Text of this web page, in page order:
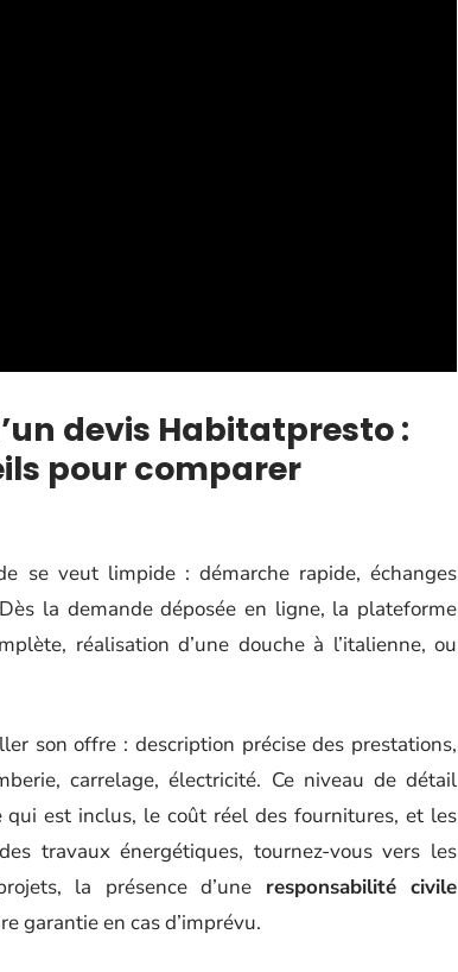
devis Habitatpresto :
pour comparer
se veut limpide : démarche rapide, échanges
la demande déposée en ligne, la plateforme
réalisation d’une douche à l’italienne, ou
son offre : description précise des prestations,
carrelage, électricité. Ce niveau de détail
est inclus, le coût réel des fournitures, et les
travaux énergétiques, tournez-vous vers les
la présence d’une responsabilité civile
garantie en cas d’imprévu.